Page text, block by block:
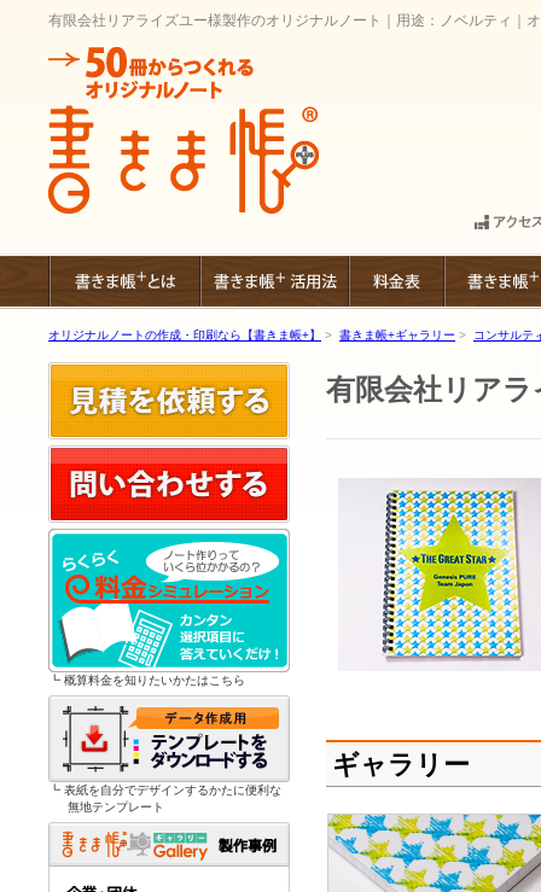
有限会社リアライズユー様製作のオリジナルノート｜用途：ノベルティ｜
オリジナルノートの作成・印刷なら【書きま帳+】 > 書きま帳+ギャラリー > コンサルテ
┗ 概算料金を知りたいかたはこちら
┗ 表紙を自分でデザインするかたに便利な
無地テンプレート
有限会社リア
ギャラリー